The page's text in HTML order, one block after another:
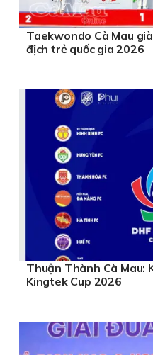
Taekwondo Cà Mau
địch trẻ quốc gia 2026
Thuận Thành Cà Mau:
Kingtek Cup 2026